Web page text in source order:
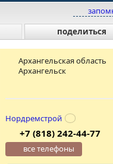
поделиться
Архангельская область
Архангельск
Нордремстрой
+7 (818) 242-44-77
все телефоны